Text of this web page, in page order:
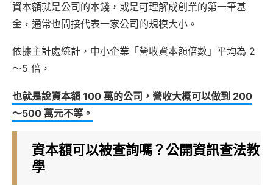
資本額就是公司的本錢，或是可理解成創業的第一筆基
金，通常也間接代表一家公司的規模大小。
依據主計處統計，中小企業「營收資本額倍數」平均為 2
～5 倍，
也就是說資本額 100 萬的公司，營收大概可以做到 200
～500 萬元不等。
資本額可以被查詢嗎？公開資訊查法教
學